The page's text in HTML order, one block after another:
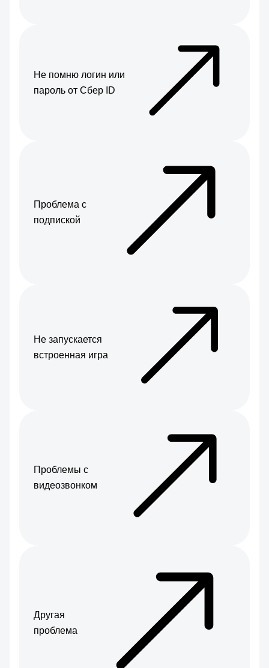
Не помню логин или
пароль от Сбер ID
Проблема с
подпиской
Не запускается
встроенная игра
Проблемы с
видеозвонком
Другая
проблема